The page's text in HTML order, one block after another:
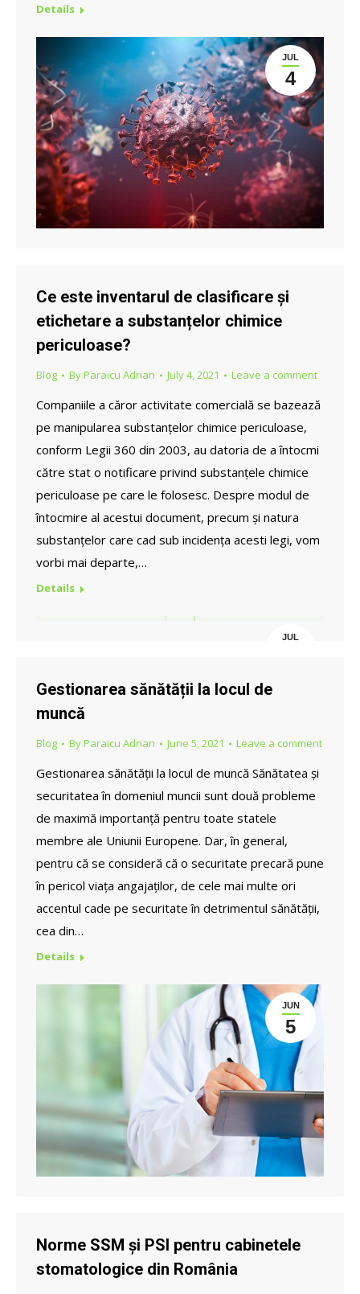
Details
JUL
4
Ce este inventarul de clasificare și
etichetare a substanțelor chimice
periculoase?
Blog ByParaicu Adrian July 4, 2021 Leave a comment
Companiile a căror activitate comercială se bazează
pe manipularea substanțelor chimice periculoase,
conform Legii 360 din 2003, au datoria de a întocmi
către stat o notificare privind substanțele chimice
periculoase pe care le folosesc. Despre modul de
întocmire al acestui document, precum și natura
substanțelor care cad sub incidența acesti legi, vom
vorbi mai departe,…
Details
JUL
Gestionarea sănătății la locul de
muncă
Blog ByParaicu Adrian June 5, 2021 Leave a comment
Gestionarea sănătății la locul de muncă Sănătatea și
securitatea în domeniul muncii sunt două probleme
de maximă importanță pentru toate statele
membre ale Uniunii Europene. Dar, în general,
pentru că se consideră că o securitate precară pune
în pericol viața angajaților, de cele mai multe ori
accentul cade pe securitate în detrimentul sănătății,
cea din…
Details
JUN
5
Norme SSM și PSI pentru cabinetele
stomatologice din România